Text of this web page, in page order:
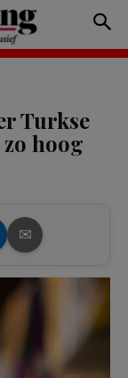
Turkse
hoog
✉